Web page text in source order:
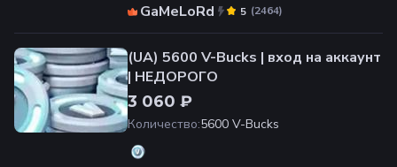
GaMeLoRd (2464)
5
(UA) 5600 V-Bucks | вход на аккаунт
| НЕДОРОГО
3 060 ₽
Количество:5600 V-Bucks